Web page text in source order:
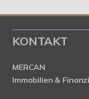
KONTAKT
MERCAN
Immobilien &